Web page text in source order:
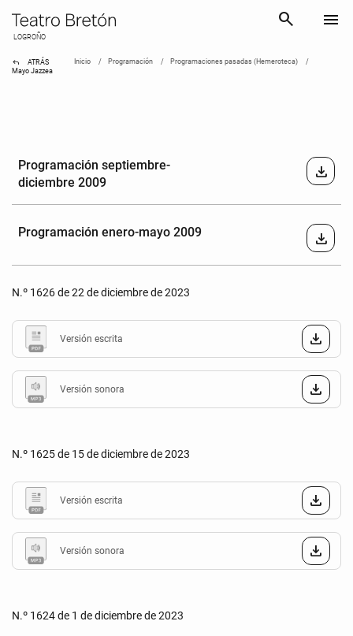
LOGROÑO
search menu
reply ATRÁS Inicio Programación
Programaciones pasadas (Hemeroteca)
Mayo Jazzea
Programación septiembre-
diciembre 2009
download
Programación enero-mayo 2009 download
N.º 1626 de 22 de diciembre de 2023
Versión escrita
Versión sonora
N.º 1625 de 15 de diciembre de 2023
Versión escrita
Versión sonora
N.º 1624 de 1 de diciembre de 2023